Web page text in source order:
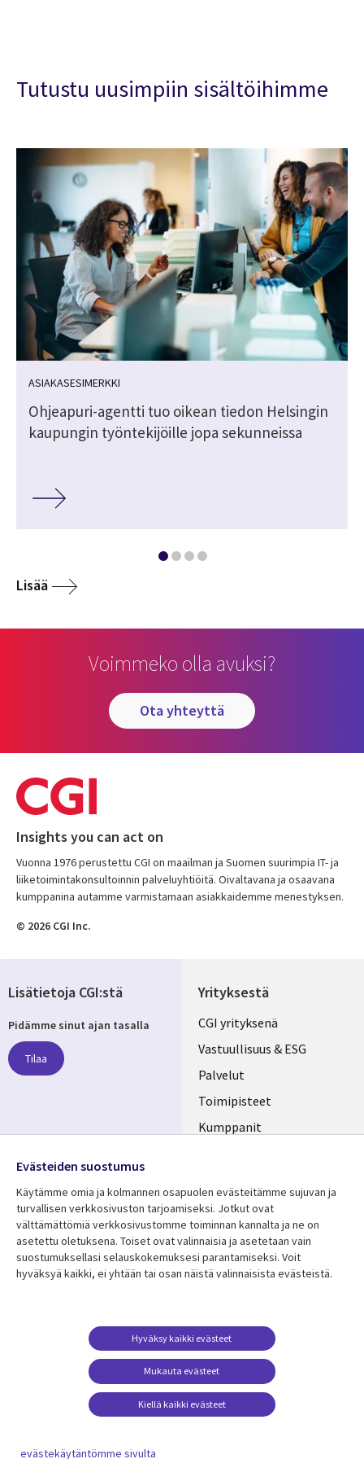
Tutustu uusimpiin sisältöihimme
ASIAKASESIMERKKI
Ohjeapuri-agentti tuo oikean tiedon Helsingin
kaupungin työntekijöille jopa sekunneissa
Lisää
Voimmeko olla avuksi?
ota yhteyttä
Insights you can act on
Vuonna 1976 perustettu CGI on maailman ja Suomen suurimpia IT- ja
liiketoimintakonsultoinnin palveluyhtiöitä. Oivaltavana ja osaavana
kumppanina autamme varmistamaan asiakkaidemme menestyksen.
© 2026 CGI Inc.
Yrityksestä
Useful
links
FINLAND
CGI yrityksenä
Vastuullisuus & ESG
Palvelut
Toimipisteet
Kumppanit
Resurssikeskus
Library
FINLAND
Asiakastarinat
Lisätietoa
Legal
Tietosuoja
Käyttöehdot
Yhteystiedot
Evästeasetuksesi
Lisätietoja CGI:stä
Pidämme sinut ajan tasalla
Tilaa
Media
FINLAND
Evästeiden suostumus
Käytämme omia ja kolmannen osapuolen evästeitämme sujuvan ja
turvallisen verkkosivuston tarjoamiseksi. Jotkut ovat
välttämättömiä verkkosivustomme toiminnan kannalta ja ne on
asetettu oletuksena. Toiset ovat valinnaisia ​​ja asetetaan vain
suostumuksellasi selauskokemuksesi parantamiseksi. Voit
hyväksyä kaikki, ei yhtään tai osan näistä valinnaisista evästeistä.
Mukauta evästeet
Hyväksy kaikki evästeet
Kiellä kaikki evästeet
evästekäytäntömme sivulta